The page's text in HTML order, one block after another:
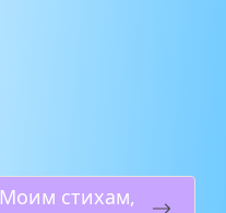
Моим стихам,